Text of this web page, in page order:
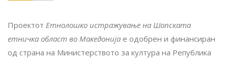
Проектот Етнолошко истражување на Шопската
етничка област во Македонија е одобрен и финансиран
од страна на Министерството за култура на Република